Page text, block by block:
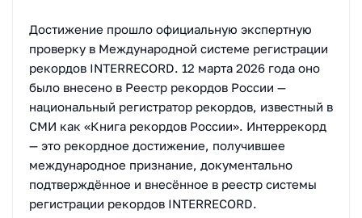
Достижение прошло официальную экспертную
проверку в Международной системе регистрации
рекордов INTERRECORD. 12 марта 2026 года оно
было внесено в Реестр рекордов России —
национальный регистратор рекордов, известный в
СМИ как «Книга рекордов России». Интеррекорд
— это рекордное достижение, получившее
международное признание, документально
подтверждённое и внесённое в реестр системы
регистрации рекордов INTERRECORD.